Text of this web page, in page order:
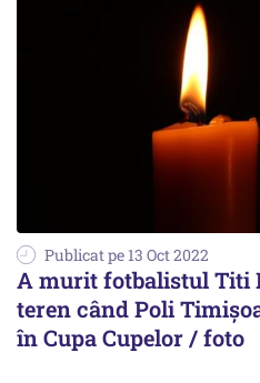
Publicat pe 13 Oct 2022
A murit fotbalistul Titi
teren când Poli
în Cupa Cupelor / foto